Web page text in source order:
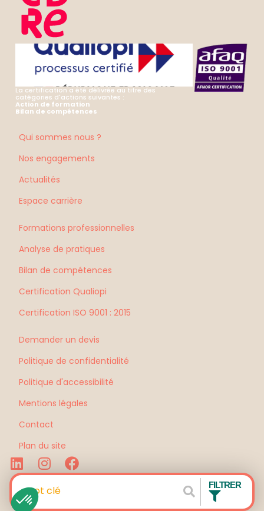
FILTRER
La certification a été délivrée au titre des
catégories d'actions suivantes :
Action de formation
Bilan de compétences
Qui sommes nous ?
Nos engagements
Actualités
Espace carrière
Formations professionnelles
Analyse de pratiques
Bilan de compétences
Certification Qualiopi
Certification ISO 9001 : 2015
Demander un devis
Politique de confidentialité
Politique d'accessibilité
Mentions légales
Contact
Plan du site
La Quincaillerie